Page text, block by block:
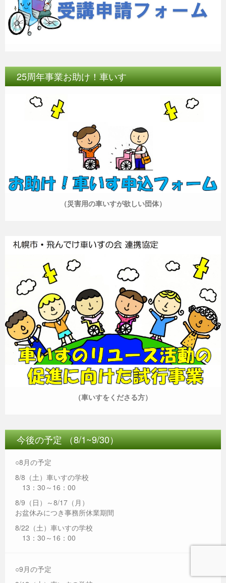
25周年事業お助け！車いす
（災害用の車いすが欲しい団体）
（車いすをくださる方）
今後の予定 （8/1~9/30）
○8月の予定
8/8（土）車いすの学校
13：30～16：00
8/9（日）～8/17（月）
お盆休みにつき事務所休業期間
8/22（土）車いすの学校
13：30～16：00
○9月の予定